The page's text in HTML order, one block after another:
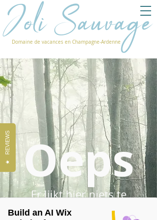
Domaine de vacances en Champagne-Ardenne
Joli Sauvage
Oeps
Er lijkt hier niets te
zijn...
Build an AI Wix
★
REVIEWS